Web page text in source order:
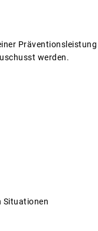
Präventionsleistung
werden.
Situationen